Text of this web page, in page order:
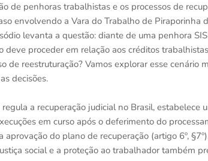
de penhoras trabalhistas e os processos de
envolvendo a Vara do Trabalho de Piraporinha
levanta a questão: diante de uma penhora
deve proceder em relação aos créditos
de reestruturação? Vamos explorar esse
decisões.
a recuperação judicial no Brasil, estabelece
em curso após o deferimento do
aprovação do plano de recuperação (artigo 6º,
social e a proteção ao trabalhador também